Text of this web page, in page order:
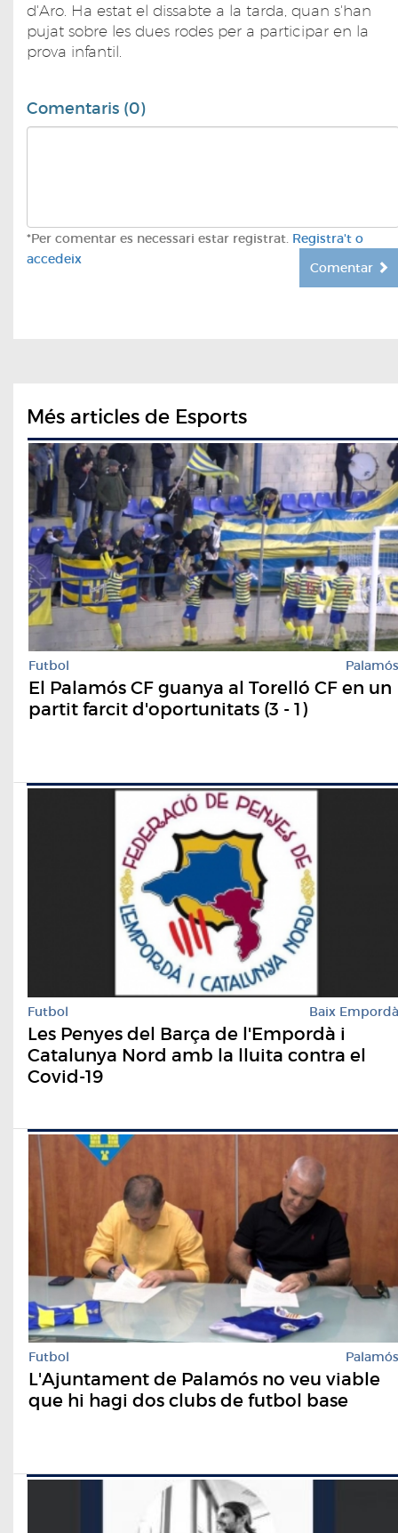
d'Aro. Ha estat el dissabte a la tarda, quan s'han
pujat sobre les dues rodes per a participar en la
prova infantil.
Comentaris (0)
*Per comentar es necessari estar registrat. Registra't o
accedeix
Comentar
Més articles de Esports
Futbol Palamós
El Palamós CF guanya al Torelló CF en un
partit farcit d'oportunitats (3 - 1)
Futbol Baix Empordà
Les Penyes del Barça de l'Empordà i
Catalunya Nord amb la lluita contra el
Covid-19
Futbol Palamós
L'Ajuntament de Palamós no veu viable
que hi hagi dos clubs de futbol base